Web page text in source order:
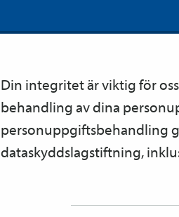
Din integritet är viktig för
behandling av dina
personuppgiftsbehandling
dataskyddslagstiftning,